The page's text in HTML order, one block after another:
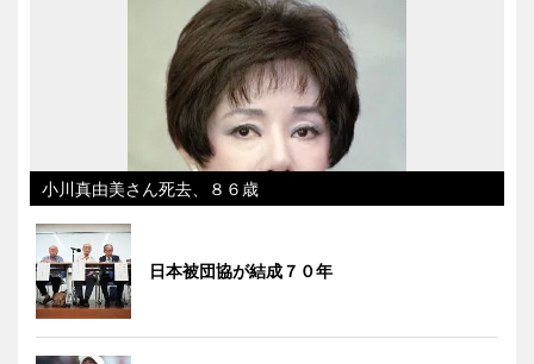
小川真由美さん死去、８６歳
日本被団協が結成７０年